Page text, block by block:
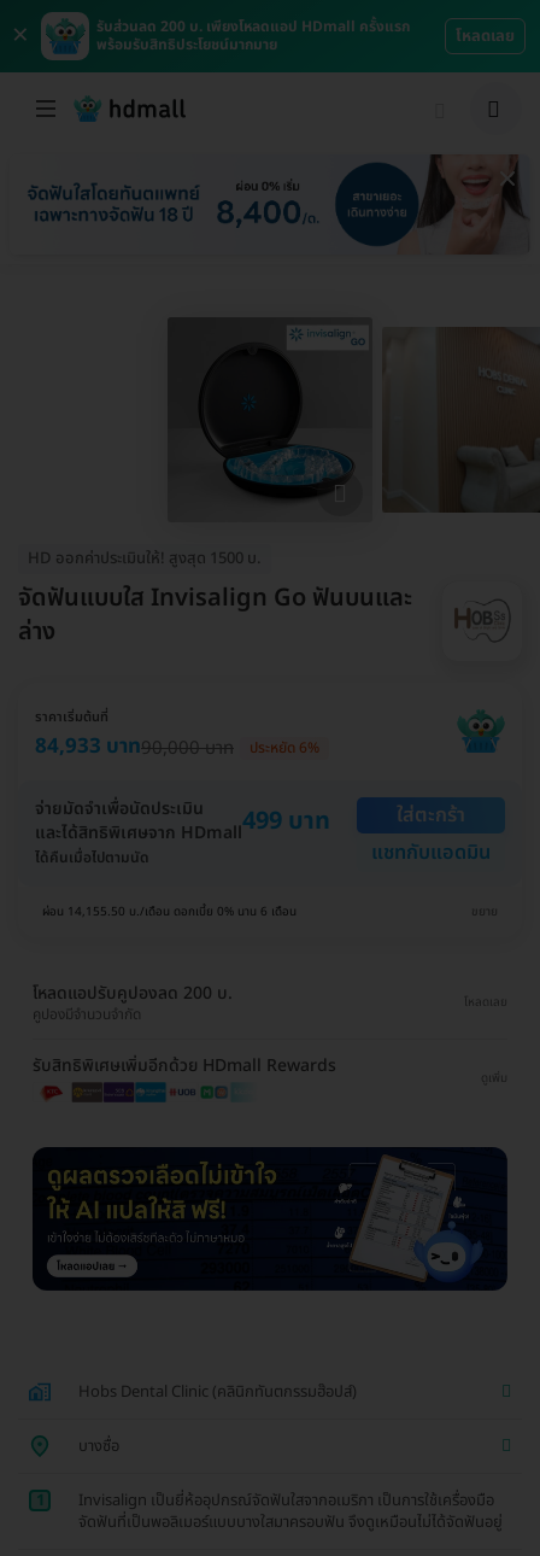
×
รับส่วนลด 200 บ. เพียงโหลดแอป HDmall ครั้งแรก
พร้อมรับสิทธิประโยชน์มากมาย
โหลดเลย
HD ออกค่าประเมินให้! สูงสุด 1500 บ.
จัดฟันแบบใส Invisalign Go ฟันบนและ
ล่าง
ราคาเริ่มต้นที่
84,933 บาท90,000 บาท ประหยัด 6%
จ่ายมัดจำเพื่อนัดประเมิน
และได้สิทธิพิเศษจาก HDmall499 บาท
ได้คืนเมื่อไปตามนัด
ใส่ตะกร้า
แชทกับแอดมิน
ผ่อน 14,155.50 บ./เดือน ดอกเบี้ย 0% นาน 6 เดือน ขยาย
โหลดแอปรับคูปองลด 200 บ.
คูปองมีจำนวนจำกัด
โหลดเลย
รับสิทธิพิเศษเพิ่มอีกด้วย HDmall Rewards
ดูเพิ่ม
Hobs Dental Clinic (คลินิกทันตกรรมฮ๊อปส์)
บางซื่อ
1
Invisalign เป็นยี่ห้ออุปกรณ์จัดฟันใสจากอเมริกา เป็นการใช้เครื่องมือ
จัดฟันที่เป็นพอลิเมอร์แบบบางใสมาครอบฟัน จึงดูเหมือนไม่ได้จัดฟันอยู่